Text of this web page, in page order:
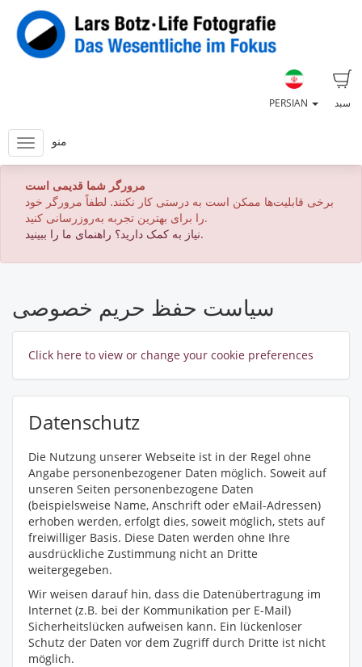
سبد PERSIAN
منو
مرورگر شما قدیمی است
برخی قابلیت‌ها ممکن است به درستی کار نکنند. لطفاً مرورگر خود
را برای بهترین تجربه به‌روزرسانی کنید.
نیاز به کمک دارید؟ راهنمای ما را ببینید.
سیاست حفظ حریم خصوصی
Click here to view or change your cookie preferences
Datenschutz
Die Nutzung unserer Webseite ist in der Regel ohne
Angabe personenbezogener Daten möglich. Soweit auf
unseren Seiten personenbezogene Daten
(beispielsweise Name, Anschrift oder eMail-Adressen)
erhoben werden, erfolgt dies, soweit möglich, stets auf
freiwilliger Basis. Diese Daten werden ohne Ihre
ausdrückliche Zustimmung nicht an Dritte
weitergegeben.
Wir weisen darauf hin, dass die Datenübertragung im
Internet (z.B. bei der Kommunikation per E-Mail)
Sicherheitslücken aufweisen kann. Ein lückenloser
Schutz der Daten vor dem Zugriff durch Dritte ist nicht
möglich.